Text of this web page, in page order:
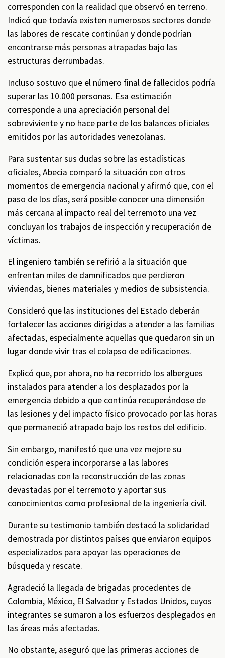
corresponden con la realidad que observó en terreno.
Indicó que todavía existen numerosos sectores donde
las labores de rescate continúan y donde podrían
encontrarse más personas atrapadas bajo las
estructuras derrumbadas.
Incluso sostuvo que el número final de fallecidos podría
superar las 10.000 personas. Esa estimación
corresponde a una apreciación personal del
sobreviviente y no hace parte de los balances oficiales
emitidos por las autoridades venezolanas.
Para sustentar sus dudas sobre las estadísticas
oficiales, Abecia comparó la situación con otros
momentos de emergencia nacional y afirmó que, con el
paso de los días, será posible conocer una dimensión
más cercana al impacto real del terremoto una vez
concluyan los trabajos de inspección y recuperación de
víctimas.
El ingeniero también se refirió a la situación que
enfrentan miles de damnificados que perdieron
viviendas, bienes materiales y medios de subsistencia.
Consideró que las instituciones del Estado deberán
fortalecer las acciones dirigidas a atender a las familias
afectadas, especialmente aquellas que quedaron sin un
lugar donde vivir tras el colapso de edificaciones.
Explicó que, por ahora, no ha recorrido los albergues
instalados para atender a los desplazados por la
emergencia debido a que continúa recuperándose de
las lesiones y del impacto físico provocado por las horas
que permaneció atrapado bajo los restos del edificio.
Sin embargo, manifestó que una vez mejore su
condición espera incorporarse a las labores
relacionadas con la reconstrucción de las zonas
devastadas por el terremoto y aportar sus
conocimientos como profesional de la ingeniería civil.
Durante su testimonio también destacó la solidaridad
demostrada por distintos países que enviaron equipos
especializados para apoyar las operaciones de
búsqueda y rescate.
Agradeció la llegada de brigadas procedentes de
Colombia, México, El Salvador y Estados Unidos, cuyos
integrantes se sumaron a los esfuerzos desplegados en
las áreas más afectadas.
No obstante, aseguró que las primeras acciones de